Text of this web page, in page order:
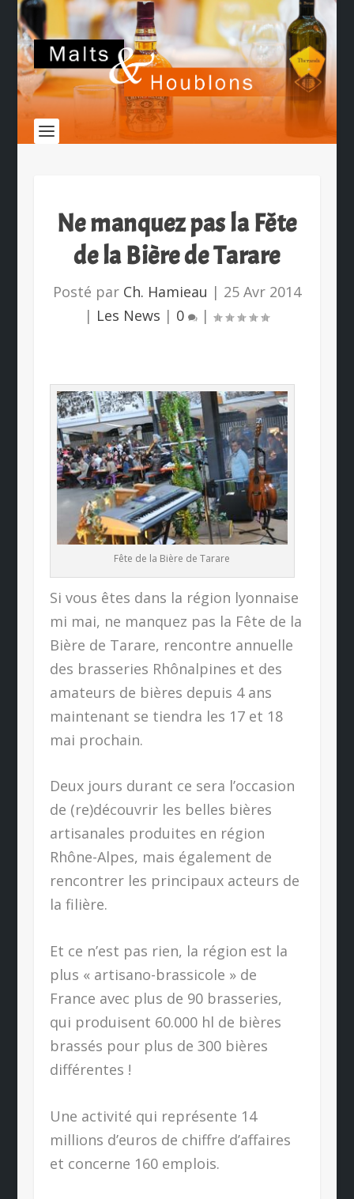
Ne manquez pas la Fête
de la Bière de Tarare
Posté par Ch. Hamieau | 25 Avr 2014
| Les News | 0 |
Fête de la Bière de Tarare
Si vous êtes dans la région lyonnaise
mi mai, ne manquez pas la Fête de la
Bière de Tarare, rencontre annuelle
des brasseries Rhônalpines et des
amateurs de bières depuis 4 ans
maintenant se tiendra les 17 et 18
mai prochain.
Deux jours durant ce sera l’occasion
de (re)découvrir les belles bières
artisanales produites en région
Rhône-Alpes, mais également de
rencontrer les principaux acteurs de
la filière.
Et ce n’est pas rien, la région est la
plus « artisano-brassicole » de
France avec plus de 90 brasseries,
qui produisent 60.000 hl de bières
brassés pour plus de 300 bières
différentes !
Une activité qui représente 14
millions d’euros de chiffre d’affaires
et concerne 160 emplois.